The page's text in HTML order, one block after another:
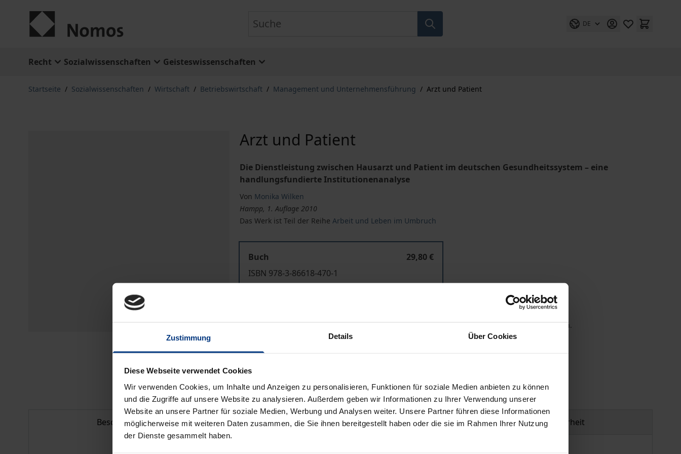
Zustimmung Details Über Cookies
Diese Webseite verwendet Cookies
Wir verwenden Cookies, um Inhalte und Anzeigen zu personalisieren, Funktionen für soziale Medien anbieten zu können
und die Zugriffe auf unsere Website zu analysieren. Außerdem geben wir Informationen zu Ihrer Verwendung unserer
Website an unsere Partner für soziale Medien, Werbung und Analysen weiter. Unsere Partner führen diese Informationen
möglicherweise mit weiteren Daten zusammen, die Sie ihnen bereitgestellt haben oder die sie im Rahmen Ihrer Nutzung
der Dienste gesammelt haben.
DE
Recht Sozialwissenschaften Geisteswissenschaften
Startseite / Sozialwissenschaften / Wirtschaft / Betriebswirtschaft / Management und Unternehmensführung / Arzt und Patient
Arzt und Patient
Die Dienstleistung zwischen Hausarzt und Patient im deutschen Gesundheitssystem – eine
handlungsfundierte Institutionenanalyse
Von Monika Wilken
Hampp, 1. Auflage 2010
Das Werk ist Teil der ReiheArbeit und Leben im Umbruch
Buch
29,80 €
ISBN 978-3-86618-470-1
Preisangaben inkl. MwSt. Abhängig von der Lieferadresse kann die MwSt. an der Kasse variieren.
In den Warenkorb
Hinweise zu Versandkosten
Beschreibung Bibliografische Angaben Produktsicherheit